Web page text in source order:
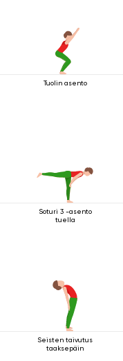
Tuolin asento
Soturi 3 -asento
tuella
Seisten taivutus
taaksepäin